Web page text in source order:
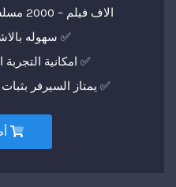
الاف فيلم – 2000 مسلسل مترجم وتحدث يوميا
✅ سهوله
✅ امكانية
✅ يمتاز السيرفر